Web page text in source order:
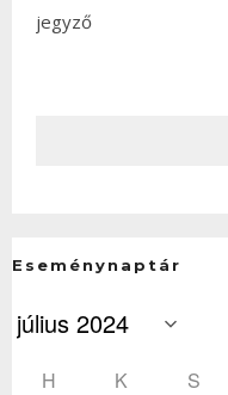
jegyző
Eseménynaptár
H K S